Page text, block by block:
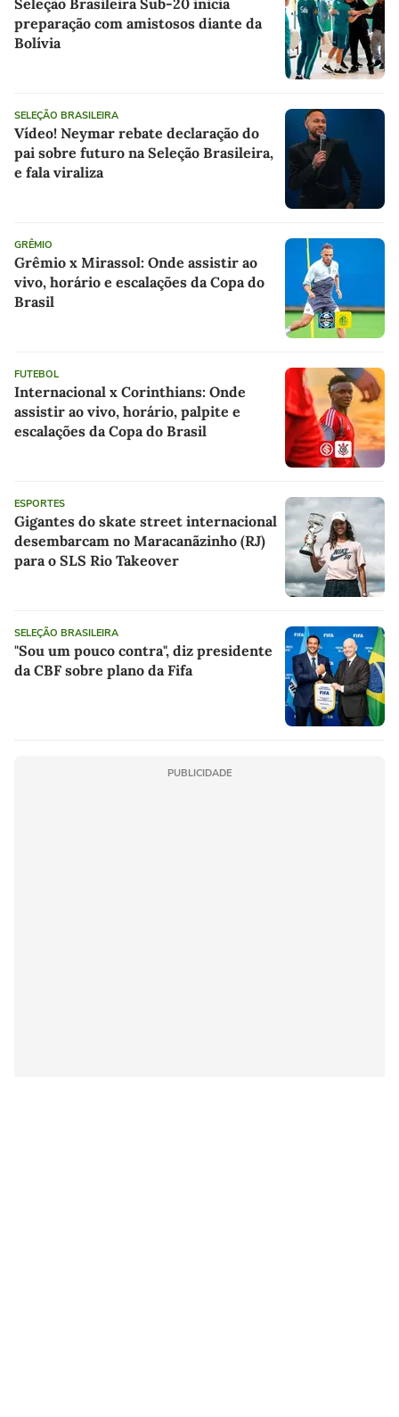
Seleção Brasileira Sub-20 inicia
preparação com amistosos diante da
Bolívia
SELEÇÃO BRASILEIRA
Vídeo! Neymar rebate declaração do
pai sobre futuro na Seleção Brasileira,
e fala viraliza
GRÊMIO
Grêmio x Mirassol: Onde assistir ao
vivo, horário e escalações da Copa do
Brasil
FUTEBOL
Internacional x Corinthians: Onde
assistir ao vivo, horário, palpite e
escalações da Copa do Brasil
ESPORTES
Gigantes do skate street internacional
desembarcam no Maracanãzinho (RJ)
para o SLS Rio Takeover
SELEÇÃO BRASILEIRA
"Sou um pouco contra", diz presidente
da CBF sobre plano da Fifa
PUBLICIDADE